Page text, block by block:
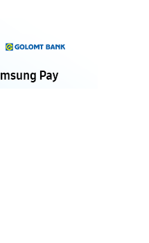
дулаан байна